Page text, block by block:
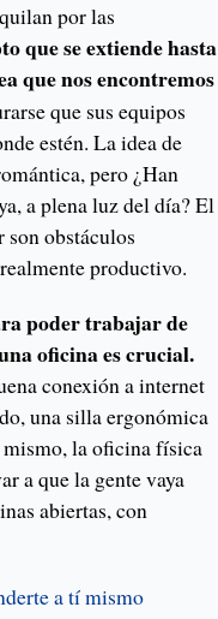
por las
que se extiende hasta
que nos encontremos
que sus equipos
estén. La idea de
pero ¿Han
a plena luz del día? El
son obstáculos
productivo.
poder trabajar de
oficina es crucial.
conexión a internet
una silla ergonómica
mismo, la oficina física
a que la gente vaya
abiertas, con
a tí mismo